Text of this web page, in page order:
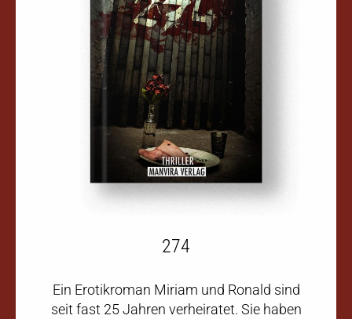
274
Ein Erotikroman Miriam und Ronald sind
seit fast 25 Jahren verheiratet. Sie haben